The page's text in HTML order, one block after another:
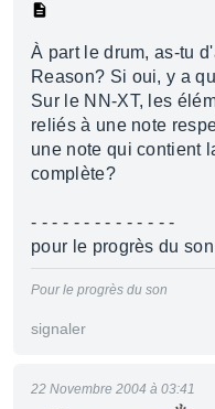
À part le drum, as-tu
Reason? Si oui, y a
Sur le NN-XT, les
reliés à une note
une note qui contient
complète?
- - - - - - - - - - - - - -
pour le progrès du son
Pour le progrès du son
signaler
22 Novembre 2004 à 03:41